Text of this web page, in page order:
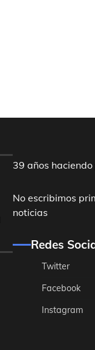
39 años
No escribimos
noticias
Redes
Twitter
Facebook
Instagram